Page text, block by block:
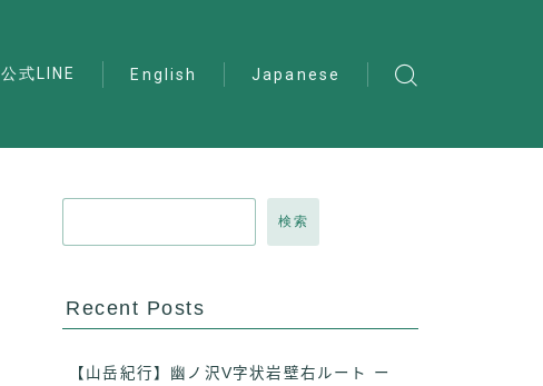
公式LINE English Japanese
検索
Recent Posts
【山岳紀行】幽ノ沢V字状岩壁右ルート ー